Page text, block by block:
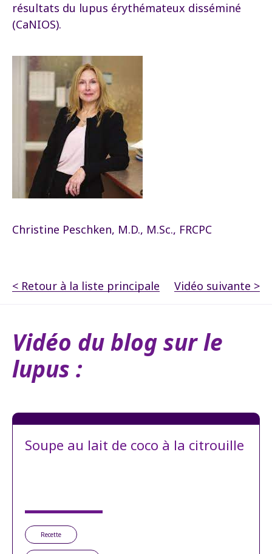
résultats du lupus érythémateux disséminé
(CaNIOS).
Christine Peschken, M.D., M.Sc., FRCPC
< Retour à la liste principale Vidéo suivante >
Vidéo du blog sur le
lupus :
Soupe au lait de coco à la citrouille
Recette